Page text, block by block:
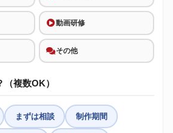
動画研修
その他
複数OK）
まずは相談 制作期間